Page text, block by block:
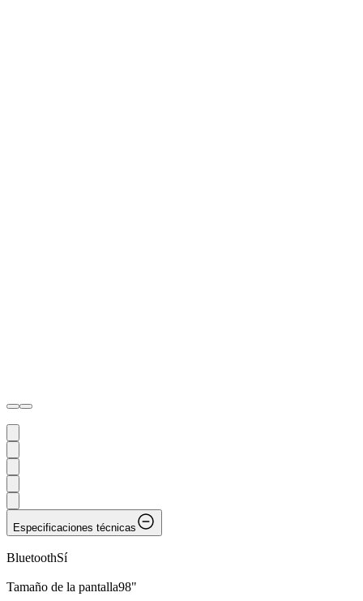
Especificaciones técnicas
BluetoothSí
Tamaño de la pantalla98"